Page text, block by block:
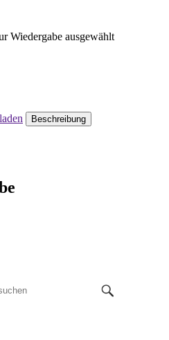
Wiedergabe ausgewählt
Beschreibung